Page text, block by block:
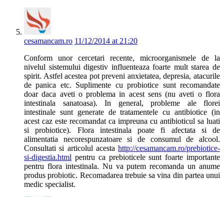
cesamancam.ro 11/12/2014 at 21:20
Conform unor cercetari recente, microorganismele de la
nivelul sistemului digestiv influenteaza foarte mult starea de
spirit. Astfel acestea pot preveni anxietatea, depresia, atacurile
de panica etc. Suplimente cu probiotice sunt recomandate
doar daca aveti o problema in acest sens (nu aveti o flora
intestinala sanatoasa). In general, probleme ale florei
intestinale sunt generate de tratamentele cu antibiotice (in
acest caz este recomandat ca impreuna cu antibioticul sa luati
si probiotice). Flora intestinala poate fi afectata si de
alimentatia necorespunzatoare si de consumul de alcool.
Consultati si articolul acesta http://cesamancam.ro/prebiotice-
si-digestia.html pentru ca prebioticele sunt foarte importante
pentru flora intestinala. Nu va putem recomanda un anume
produs probiotic. Recomadarea trebuie sa vina din partea unui
medic specialist.